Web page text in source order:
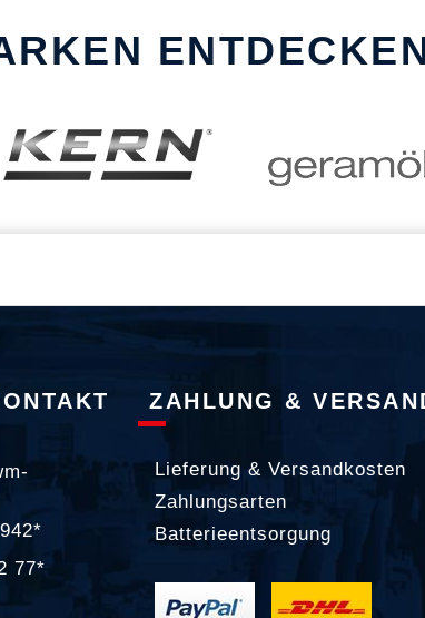
77*
ZAHLUNG &
Lieferung & Versandkosten
Zahlungsarten
Batterieentsorgung